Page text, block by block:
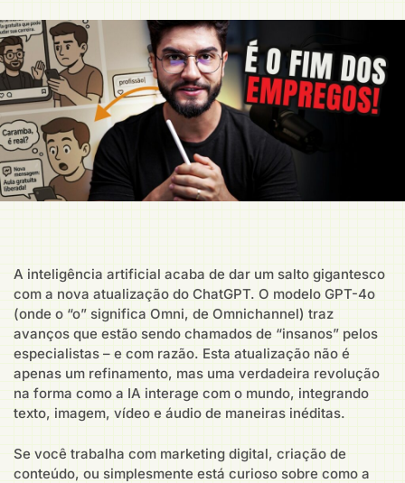
A inteligência artificial acaba de dar um salto gigantesco
com a nova atualização do ChatGPT. O modelo GPT-4o
(onde o “o” significa Omni, de Omnichannel) traz
avanços que estão sendo chamados de “insanos” pelos
especialistas – e com razão. Esta atualização não é
apenas um refinamento, mas uma verdadeira revolução
na forma como a IA interage com o mundo, integrando
texto, imagem, vídeo e áudio de maneiras inéditas.
Se você trabalha com marketing digital, criação de
conteúdo, ou simplesmente está curioso sobre como a